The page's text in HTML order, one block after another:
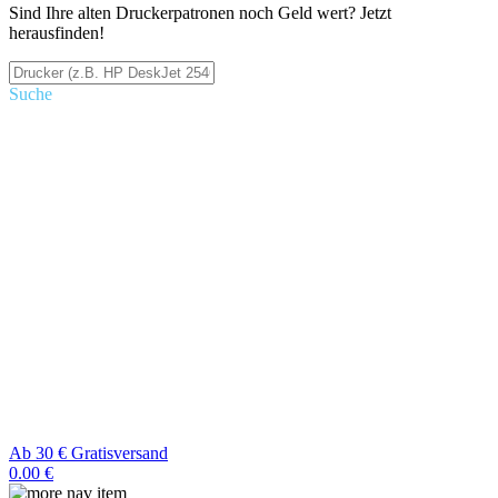
Sind Ihre alten Druckerpatronen noch Geld wert? Jetzt
herausfinden!
Suche
Ab 30 € Gratisversand
0.00 €